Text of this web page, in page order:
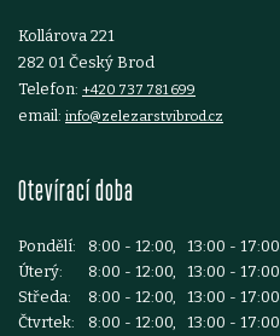
Kollárova 221
282 01 Český Brod
Telefon: +420 737 781 699
email: info@zelezarstvibrod.cz
Otevírací doba
Pondělí:
8:00 - 12:00, 13:00 - 17:00
Úterý:
8:00 - 12:00, 13:00 - 17:00
Středa:
8:00 - 12:00, 13:00 - 17:00
Čtvrtek:
8:00 - 12:00, 13:00 - 17:00